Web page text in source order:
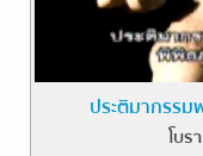
ประติมากรร
โบ